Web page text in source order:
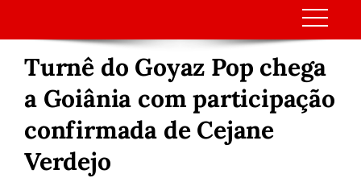
Turnê do Goyaz Pop chega
a Goiânia com participação
confirmada de Cejane
Verdejo